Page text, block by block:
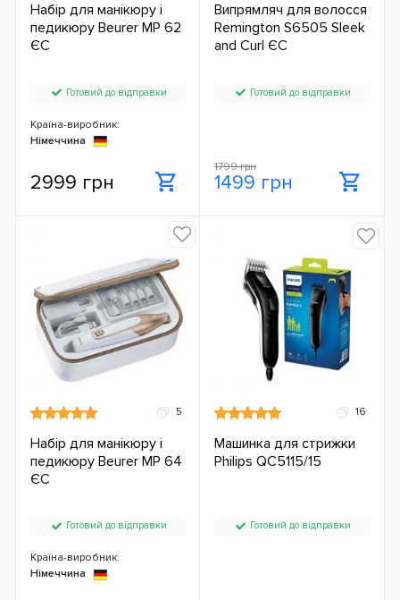
Набір для манікюру і
педикюру Beurer MP 62
ЄС
Готовий до відправки
Країна-виробник:
Німеччина
2999 грн
Випрямляч для волосся
Remington S6505 Sleek
and Curl ЄС
Готовий до відправки
1799 грн
1499 грн
5
Набір для манікюру і
педикюру Beurer MP 64
ЄС
Готовий до відправки
Країна-виробник:
Німеччина
16
Машинка для стрижки
Philips QC5115/15
Готовий до відправки